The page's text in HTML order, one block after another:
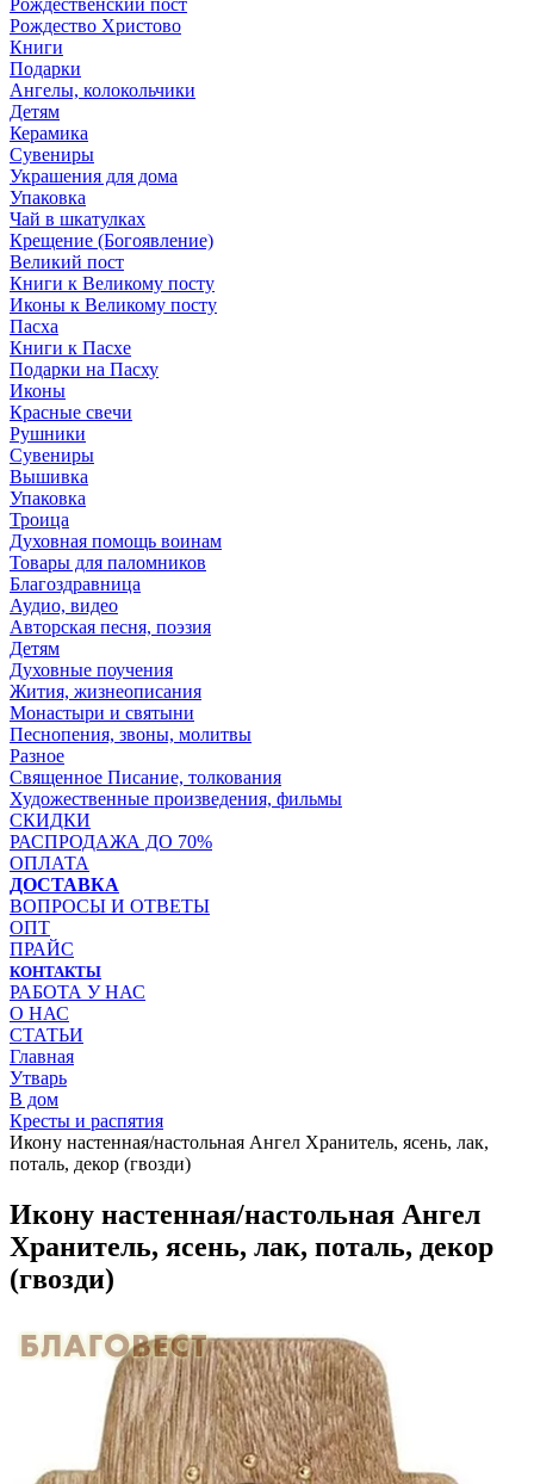
Рождественский пост
Рождество Христово
Книги
Подарки
Ангелы, колокольчики
Детям
Керамика
Сувениры
Украшения для дома
Упаковка
Чай в шкатулках
Крещение (Богоявление)
Великий пост
Книги к Великому посту
Иконы к Великому посту
Пасха
Книги к Пасхе
Подарки на Пасху
Иконы
Красные свечи
Рушники
Сувениры
Вышивка
Упаковка
Троица
Духовная помощь воинам
Товары для паломников
Благоздравница
Аудио, видео
Авторская песня, поэзия
Детям
Духовные поучения
Жития, жизнеописания
Монастыри и святыни
Песнопения, звоны, молитвы
Разное
Священное Писание, толкования
Художественные произведения, фильмы
СКИДКИ
РАСПРОДАЖА ДО 70%
ОПЛАТА
ДОСТАВКА
ВОПРОСЫ И ОТВЕТЫ
ОПТ
ПРАЙС
КОНТАКТЫ
РАБОТА У НАС
О НАС
СТАТЬИ
Главная
Утварь
В дом
Кресты и распятия
Икону настенная/настольная Ангел Хранитель, ясень, лак,
поталь, декор (гвозди)
Икону настенная/настольная Ангел
Хранитель, ясень, лак, поталь, декор
(гвозди)